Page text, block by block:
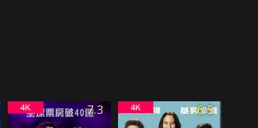
7.3 6.5